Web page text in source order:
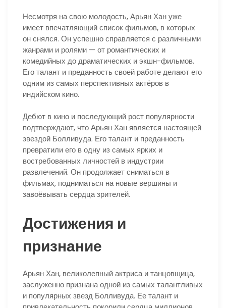
Несмотря на свою молодость, Арьян Хан уже
имеет впечатляющий список фильмов, в которых
он снялся. Он успешно справляется с различными
жанрами и ролями — от романтических и
комедийных до драматических и экшн-фильмов.
Его талант и преданность своей работе делают его
одним из самых перспективных актёров в
индийском кино.
Дебют в кино и последующий рост популярности
подтверждают, что Арьян Хан является настоящей
звездой Болливуда. Его талант и преданность
превратили его в одну из самых ярких и
востребованных личностей в индустрии
развлечений. Он продолжает сниматься в
фильмах, подниматься на новые вершины и
завоёвывать сердца зрителей.
Достижения и
признание
Арьян Хан, великолепный актриса и танцовщица,
заслуженно признана одной из самых талантливых
и популярных звезд Болливуда. Ее талант и